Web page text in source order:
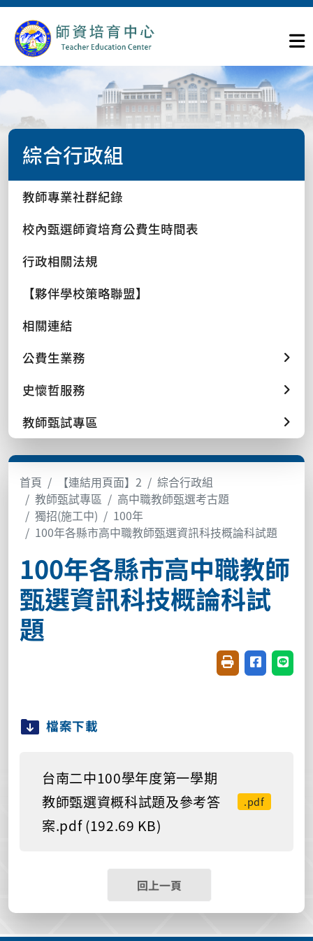
綜合行政組
教師專業社群紀錄
校內甄選師資培育公費生時間表
行政相關法規
【夥伴學校策略聯盟】
相關連結
公費生業務
史懷哲服務
教師甄試專區
首頁 【連結用頁面】2
綜合行政組
教師甄試專區
高中職教師甄選考古題
獨招(施工中)
100年
100年各縣市高中職教師甄選資訊科技概論科試題
100年各縣市高中職教師
甄選資訊科技概論科試
題
友善列印(開新視
分享至臉書
分享
檔案下載
台南二中100學年度第一學期
教師甄選資概科試題及參考答
案.pdf (192.69 KB)
.pdf
回上一頁